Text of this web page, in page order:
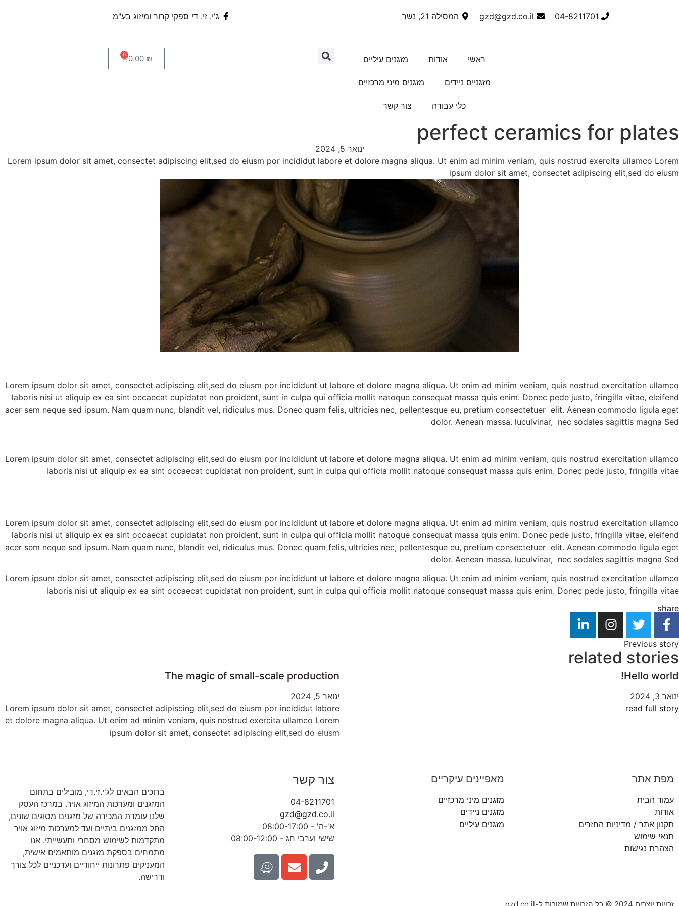
04-8211701
gzd@gzd.co.il המסילה 21, נשר ג'י. זי. די ספקי קרור ומיזוג בע"מ
ראשי אודות מזגנים עיליים
מזגניים ניידים מזגנים מיני מרכזיים
כלי עבודה צור קשר
0.00 ₪
0
perfect ceramics for plates
ינואר 5, 2024
Lorem ipsum dolor sit amet, consectet adipiscing elit,sed do eiusm por incididut labore et dolore magna aliqua. Ut enim ad minim veniam, quis nostrud exercita ullamco Lorem
ipsum dolor sit amet, consectet adipiscing elit,sed do eiusm
Lorem ipsum dolor sit amet, consectet adipiscing elit,sed do eiusm por incididunt ut labore et dolore magna aliqua. Ut enim ad minim veniam, quis nostrud exercitation ullamco
laboris nisi ut aliquip ex ea sint occaecat cupidatat non proident, sunt in culpa qui officia mollit natoque consequat massa quis enim. Donec pede justo, fringilla vitae, eleifend
acer sem neque sed ipsum. Nam quam nunc, blandit vel, ridiculus mus. Donec quam felis, ultricies nec, pellentesque eu, pretium consectetuer elit. Aenean commodo ligula eget
dolor. Aenean massa. luculvinar, nec sodales sagittis magna Sed
Lorem ipsum dolor sit amet, consectet adipiscing elit,sed do eiusm por incididunt ut labore et dolore magna aliqua. Ut enim ad minim veniam, quis nostrud exercitation ullamco
laboris nisi ut aliquip ex ea sint occaecat cupidatat non proident, sunt in culpa qui officia mollit natoque consequat massa quis enim. Donec pede justo, fringilla vitae
Lorem ipsum dolor sit amet, consectet adipiscing elit,sed do eiusm por incididunt ut labore et dolore magna aliqua. Ut enim ad minim veniam, quis nostrud exercitation ullamco
laboris nisi ut aliquip ex ea sint occaecat cupidatat non proident, sunt in culpa qui officia mollit natoque consequat massa quis enim. Donec pede justo, fringilla vitae, eleifend
acer sem neque sed ipsum. Nam quam nunc, blandit vel, ridiculus mus. Donec quam felis, ultricies nec, pellentesque eu, pretium consectetuer elit. Aenean commodo ligula eget
dolor. Aenean massa. luculvinar, nec sodales sagittis magna Sed
Lorem ipsum dolor sit amet, consectet adipiscing elit,sed do eiusm por incididunt ut labore et dolore magna aliqua. Ut enim ad minim veniam, quis nostrud exercitation ullamco
laboris nisi ut aliquip ex ea sint occaecat cupidatat non proident, sunt in culpa qui officia mollit natoque consequat massa quis enim. Donec pede justo, fringilla vitae
share
Previous story
related stories
Hello world!
ינואר 3, 2024
read full story
The magic of small-scale production
ינואר 5, 2024
Lorem ipsum dolor sit amet, consectet adipiscing elit,sed do eiusm por incididut labore
et dolore magna aliqua. Ut enim ad minim veniam, quis nostrud exercita ullamco Lorem
ipsum dolor sit amet, consectet adipiscing elit,sed do eiusm
read full story
מפת אתר
עמוד הבית
אודות
תקנון אתר / מדיניות החזרים
תנאי שימוש
הצהרת נגישות
מאפיינים עיקריים
מזגנים מיני מרכזיים
מזגנים ניידים
מזגנים עיליים
צור קשר
04-8211701
gzd@gzd.co.il
א'-ה' - 08:00-17:00
שישי וערבי חג - 08:00-12:00
ברוכים הבאים לג'י.זי.די, מובילים בתחום
המזגנים ומערכות המיזוג אויר. במרכז העסק
שלנו עומדת המכירה של מזגנים מסוגים שונים,
החל ממזגנים ביתיים ועד למערכות מיזוג אויר
מתקדמות לשימוש מסחרי ותעשייתי. אנו
מתמחים בספקת מזגנים מותאמים אישית,
המעניקים פתרונות ייחודיים ועדכניים לכל צורך
ודרישה.
זכויות יוצרים 2024 © כל הזכויות שמורות ל-gzd.co.il